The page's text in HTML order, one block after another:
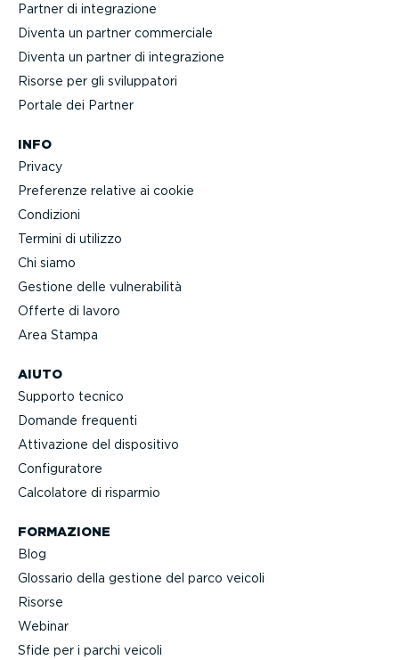
AIUTO
Supporto tecnico
Domande frequenti
Attivazione del dispositivo
Confi­gu­ratore
Calcolatore di risparmio
FORMAZIONE
Blog
Glossario della gestione del parco veicoli
Risorse
Webinar
Sfide per i parchi veicoli
Partner di integra­zione
Diventa un partner commerciale
Diventa un partner di integra­zione
Risorse per gli svilup­patori
Portale dei Partner
INFO
Privacy
Preferenze relative ai cookie
Condizioni
Termini di utilizzo
Chi siamo
Gestione delle vulne­ra­bilità
Offerte di lavoro
Area Stampa